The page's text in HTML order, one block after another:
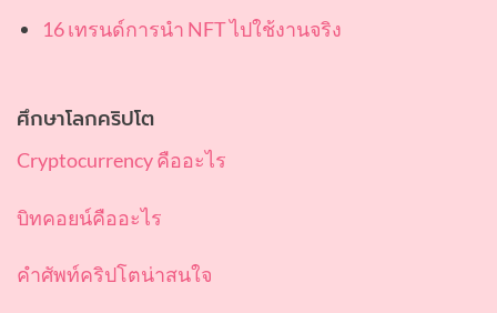
16 เทรนด์การนำ NFT ไปใช้งานจริง
ศึกษาโลกคริปโต
Cryptocurrency คืออะไร
บิทคอยน์คืออะไร
คำศัพท์คริปโตน่าสนใจ